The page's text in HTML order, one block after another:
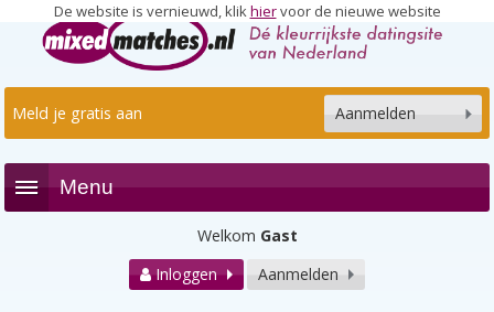
De website is vernieuwd, klikhiervoor de nieuwe website
Meld je gratis aan Aanmelden
Menu
Welkom Gast
Inloggen
Aanmelden